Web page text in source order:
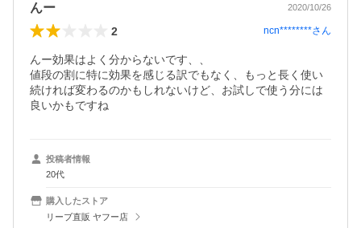
んー 2020/10/26
2 ncn********さん
んー効果はよく分からないです、、
値段の割に特に効果を感じる訳でもなく、もっと長く使い
続ければ変わるのかもしれないけど、お試しで使う分には
良いかもですね
投稿者情報
20代
購入したストア
リーブ直販 ヤフー店